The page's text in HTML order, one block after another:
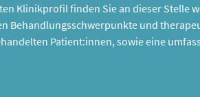
Klinikprofil finden Sie an dieser Stelle
Behandlungsschwerpunkte und
Patient:innen, sowie eine